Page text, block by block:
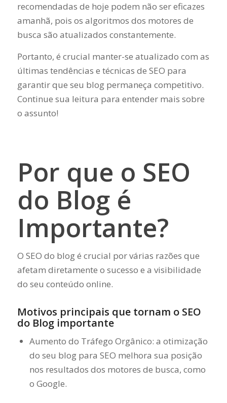
recomendadas de hoje podem não ser eficazes
amanhã, pois os algoritmos dos motores de
busca são atualizados constantemente.
Portanto, é crucial manter-se atualizado com as
últimas tendências e técnicas de SEO para
garantir que seu blog permaneça competitivo.
Continue sua leitura para entender mais sobre
o assunto!
Por que o SEO
do Blog é
Importante?
O SEO do blog é crucial por várias razões que
afetam diretamente o sucesso e a visibilidade
do seu conteúdo online.
Motivos principais que tornam o SEO
do Blog importante
Aumento do Tráfego Orgânico: a otimização
do seu blog para SEO melhora sua posição
nos resultados dos motores de busca, como
o Google.